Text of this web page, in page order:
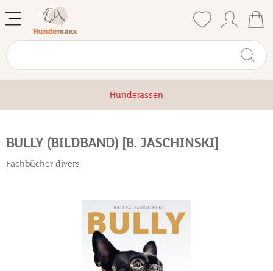
Hunderassen
BULLY (BILDBAND) [B. JASCHINSKI]
Fachbücher divers